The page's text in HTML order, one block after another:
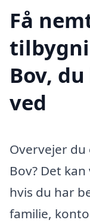
Få
Bov,
ved
Overvejer
Bov? Det
hvis du har
familie,